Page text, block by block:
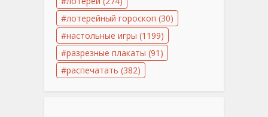
лотерейный гороскоп (30)
настольные игры (1199)
разрезные плакаты (91)
распечатать (382)